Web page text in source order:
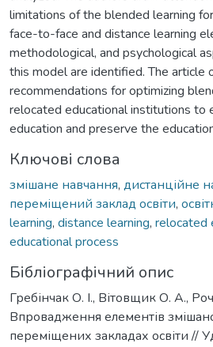
limitations of the blended learning
face-to-face and distance learning
methodological, and psychological
this model are identified. The article
recommendations for optimizing
relocated educational institutions to
education and preserve the
Ключові слова
змішане навчання, дистанційне
переміщений заклад освіти,
learning, distance learning, relocated
educational process
Бібліографічний опис
Гребінчак О. І., Вітовщик О. А.,
Впровадження елементів
переміщених закладах освіти //